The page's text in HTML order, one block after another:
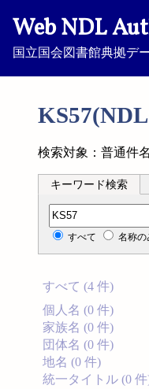
Web NDL
国立国会図書館典拠デ
検索対象：普通件
キーワード検索
分類記号検索
すべて 名称の
すべて (4 件)
個人名 (0 件)
家族名 (0 件)
団体名 (0 件)
地名 (0 件)
統一タイトル (0